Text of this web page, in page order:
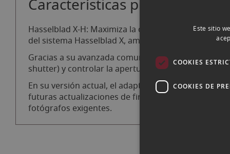
Características principales
Hasselblad X-H: Maximiza la compatibilidad entre
del sistema Hasselblad X, ampliando
Gracias a su avanzada comunicación electrónica,
shutter) y controlar la apertura del diafragma
En su versión actual, el adaptador habilita el
futuras actualizaciones de firmware prometen
fotógrafos exigentes.
Este sitio
COOKIES
COOKIES DE